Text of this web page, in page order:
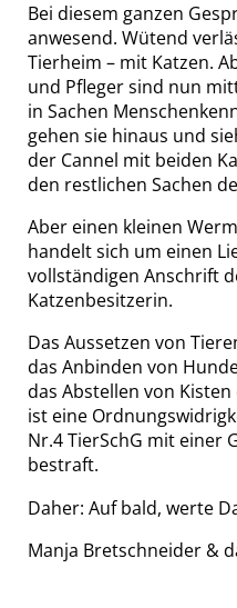
Bei diesem ganzen
anwesend. Wütend
Tierheim – mit Katzen.
und Pfleger sind nun
in Sachen
gehen sie hinaus und
der Cannel mit beiden
den restlichen Sachen
Aber einen kleinen
handelt sich um einen
vollständigen Anschrift
Katzenbesitzerin.
Das Aussetzen von
das Anbinden von
das Abstellen von
ist eine
Nr.4 TierSchG mit einer
bestraft.
Daher: Auf bald, werte
Manja Bretschneider &